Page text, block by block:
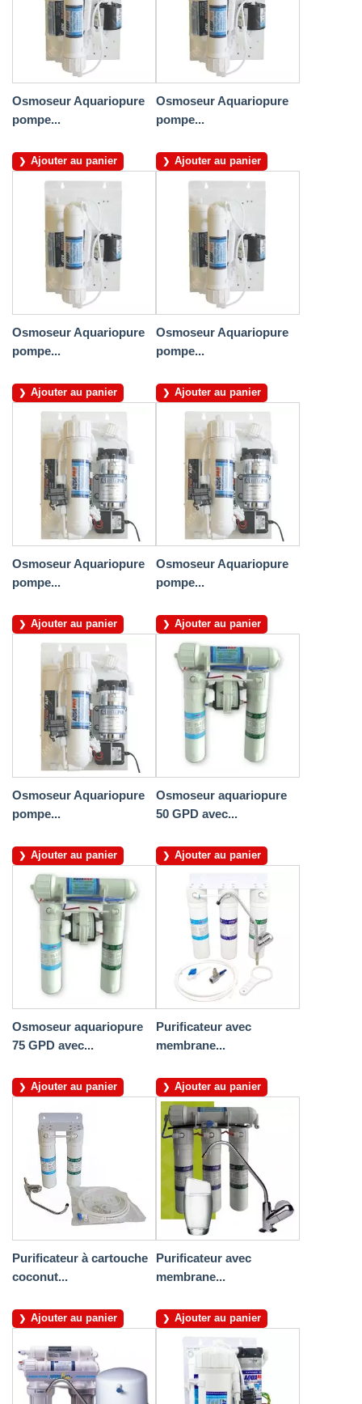
Osmoseur Aquariopure
pompe...
Ajouter au panier
Osmoseur Aquariopure
pompe...
Ajouter au panier
Osmoseur Aquariopure
pompe...
Ajouter au panier
Osmoseur Aquariopure
pompe...
Ajouter au panier
Osmoseur Aquariopure
pompe...
Ajouter au panier
Osmoseur Aquariopure
pompe...
Ajouter au panier
Osmoseur Aquariopure
pompe...
Ajouter au panier
Osmoseur aquariopure
50 GPD avec...
Ajouter au panier
Osmoseur aquariopure
75 GPD avec...
Ajouter au panier
Purificateur avec
membrane...
Ajouter au panier
Purificateur à cartouche
coconut...
Ajouter au panier
Purificateur avec
membrane...
Ajouter au panier